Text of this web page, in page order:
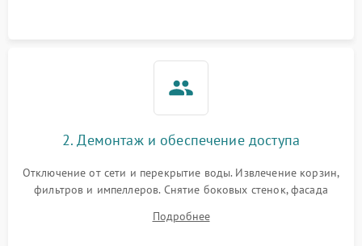
2. Демонтаж и обеспечение доступа
Отключение от сети и перекрытие воды. Извлечение корзин,
фильтров и импеллеров. Снятие боковых стенок, фасада
циркуляционному насосу, ТЭНу и сливной помпе.
Подробнее